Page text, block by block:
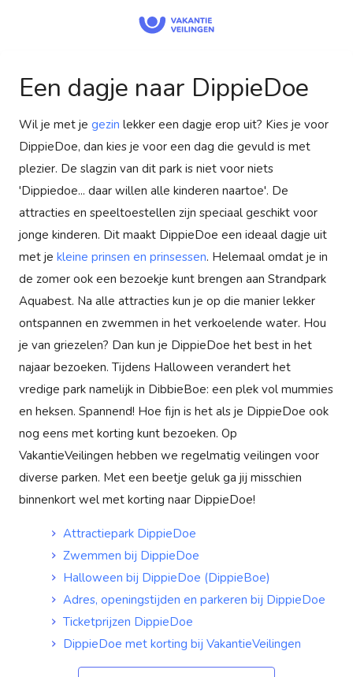
Een dagje naar DippieDoe
Wil je met je gezin lekker een dagje erop uit? Kies je voor
DippieDoe, dan kies je voor een dag die gevuld is met
plezier. De slagzin van dit park is niet voor niets
'Dippiedoe... daar willen alle kinderen naartoe'. De
attracties en speeltoestellen zijn speciaal geschikt voor
jonge kinderen. Dit maakt DippieDoe een ideaal dagje uit
met je kleine prinsen en prinsessen. Helemaal omdat je in
de zomer ook een bezoekje kunt brengen aan Strandpark
Aquabest. Na alle attracties kun je op die manier lekker
ontspannen en zwemmen in het verkoelende water. Hou
je van griezelen? Dan kun je DippieDoe het best in het
najaar bezoeken. Tijdens Halloween verandert het
vredige park namelijk in DibbieBoe: een plek vol mummies
en heksen. Spannend! Hoe fijn is het als je DippieDoe ook
nog eens met korting kunt bezoeken. Op
VakantieVeilingen hebben we regelmatig veilingen voor
diverse parken. Met een beetje geluk ga jij misschien
binnenkort wel met korting naar DippieDoe!
Attractiepark DippieDoe
Zwemmen bij DippieDoe
Halloween bij DippieDoe (DippieBoe)
Adres, openingstijden en parkeren bij DippieDoe
Ticketprijzen DippieDoe
DippieDoe met korting bij VakantieVeilingen